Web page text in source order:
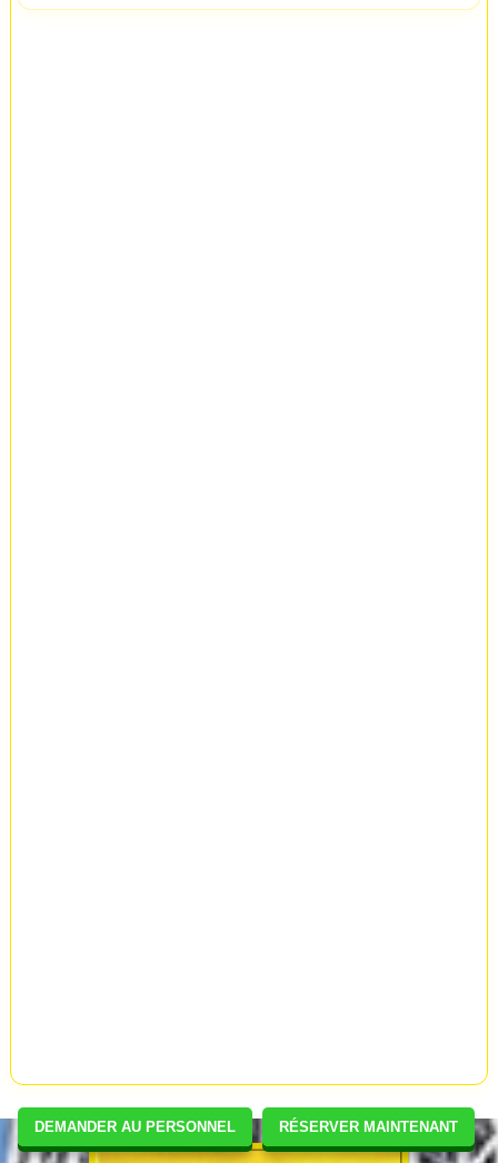
DEMANDER AU PERSONNEL RÉSERVER MAINTENANT